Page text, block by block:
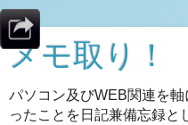
メモ取り！
パソコン及びWEB関連を
ったことを日記兼備忘録と